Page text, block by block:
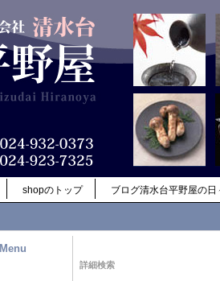
shopのトップ ブログ清水台平野屋の日
Menu
詳細検索